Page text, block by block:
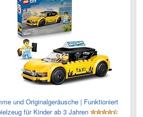
und Originalgeräusche | Funktioniert
für Kinder ab 3 Jahren